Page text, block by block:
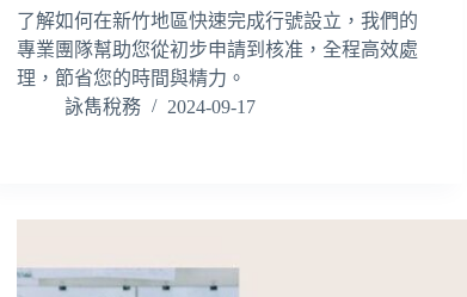
了解如何在新竹地區快速完成行號設立，我們的
專業團隊幫助您從初步申請到核准，全程高效處
理，節省您的時間與精力。
詠雋稅務
2024-09-17